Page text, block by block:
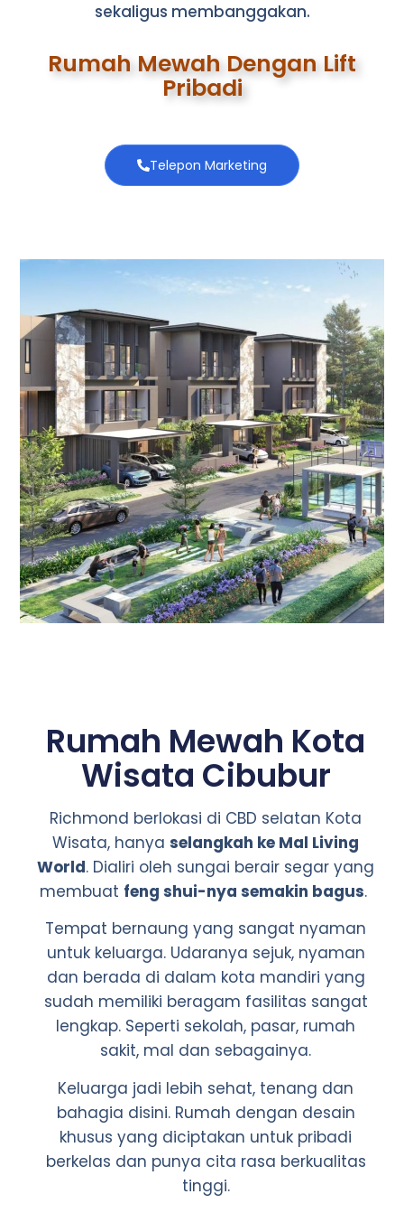
sekaligus membanggakan.
Rumah Mewah Dengan Lift
Pribadi
Telepon Marketing
Rumah Mewah Kota
Wisata Cibubur
Richmond berlokasi di CBD selatan Kota
Wisata, hanyaselangkah ke Mal Living
World. Dialiri oleh sungai berair segar yang
membuat feng shui-nya semakin bagus.
Tempat bernaung yang sangat nyaman
untuk keluarga. Udaranya sejuk, nyaman
dan berada di dalam kota mandiri yang
sudah memiliki beragam fasilitas sangat
lengkap. Seperti sekolah, pasar, rumah
sakit, mal dan sebagainya.
Keluarga jadi lebih sehat, tenang dan
bahagia disini. Rumah dengan desain
khusus yang diciptakan untuk pribadi
berkelas dan punya cita rasa berkualitas
tinggi.